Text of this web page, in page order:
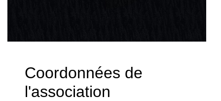
Coordonnées de
l'association